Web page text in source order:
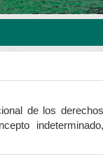
de los derechos
indeterminado,